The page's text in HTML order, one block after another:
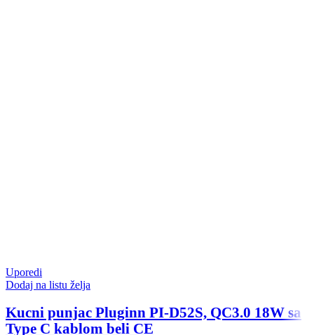
Uporedi
Dodaj na listu želja
Kucni punjac Pluginn PI-D52S, QC3.0 18W sa
Type C kablom beli CE